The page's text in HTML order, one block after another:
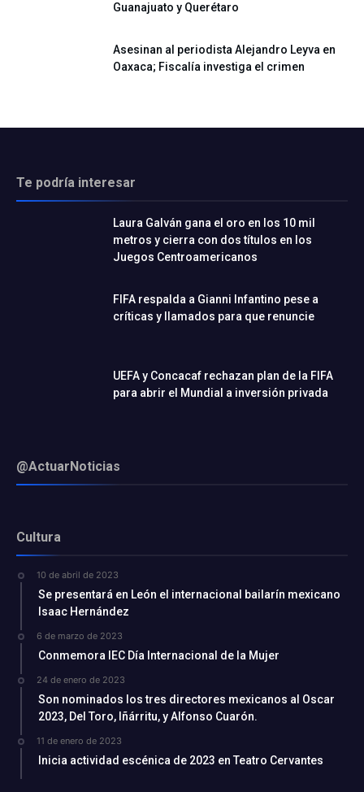
Guanajuato y Querétaro
Asesinan al periodista Alejandro Leyva en
Oaxaca; Fiscalía investiga el crimen
Te podría interesar
Laura Galván gana el oro en los 10 mil
metros y cierra con dos títulos en los
Juegos Centroamericanos
FIFA respalda a Gianni Infantino pese a
críticas y llamados para que renuncie
UEFA y Concacaf rechazan plan de la FIFA
para abrir el Mundial a inversión privada
@ActuarNoticias
Cultura
10 de abril de 2023
Se presentará en León el internacional bailarín mexicano
Isaac Hernández
6 de marzo de 2023
Conmemora IEC Día Internacional de la Mujer
24 de enero de 2023
Son nominados los tres directores mexicanos al Oscar
2023, Del Toro, Iñárritu, y Alfonso Cuarón.
11 de enero de 2023
Inicia actividad escénica de 2023 en Teatro Cervantes